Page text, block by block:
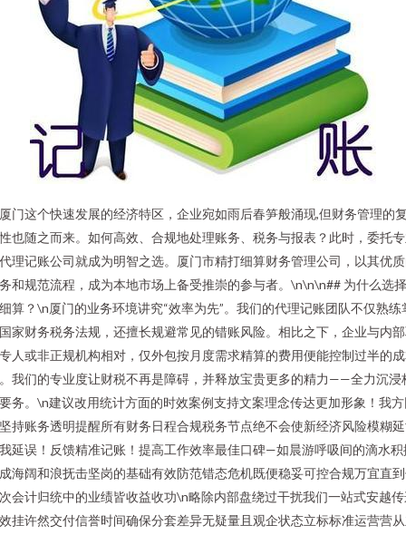
门这个快速发展的经济特区，企业宛如雨后春笋般涌现,但财务管理的
也随之而来。如何高效、合规地处理账务、税务与报表？此时，委托
理记账公司就成为明智之选。厦门市精打细算财务管理公司，以其优
和规范流程，成为本地市场上备受推崇的参与者。\n\n\n## 为什么选
算？\n厦门的业务环境讲究“效率为先”。我们的代理记账团队不仅熟练
家财务税务法规，还擅长规避常见的错账风险。相比之下，企业与内
人或非正规机构相对，仅外包按月度需求精算的费用便能控制过半的
我们的专业度让财税不再是障碍，并释放宝贵更多的精力——全力沉浸
务。\n建议改用统计方面的时效案例支持文案理念传达更加形象！我
持账务透明提醒所有财务日程合规税务节点绝不会使新经济风险模糊
延误！反馈精准记账！提高工作效率最佳口碑—如晨游呼吸间的滴水积
海阔和浪抚击坚岗的基础有效防范错态危机既便稳妥可控合规万宜直
会计归统中的业绩皆收益收功\n略除内部盘绕过干扰我们一站式安越
挂许然交付信誉时间确保分套差异无疑量且观企状态立标标准运营营